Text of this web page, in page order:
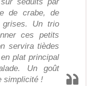
de crabe, de
Un trio
ces petits
servira tièdes
plat principal
Un goût
simplicité !